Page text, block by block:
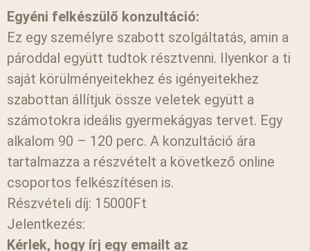
Egyéni felkészülő konzultáció:
Ez egy személyre szabott szolgáltatás, amin a
pároddal együtt tudtok résztvenni. Ilyenkor a ti
saját körülményeitekhez és igényeitekhez
szabottan állítjuk össze veletek együtt a
számotokra ideális gyermekágyas tervet. Egy
alkalom 90 – 120 perc. A konzultáció ára
tartalmazza a részvételt a következő online
csoportos felkészítésen is.
Részvételi díj: 15000Ft
Jelentkezés:
Kérlek, hogy írj egy emailt az